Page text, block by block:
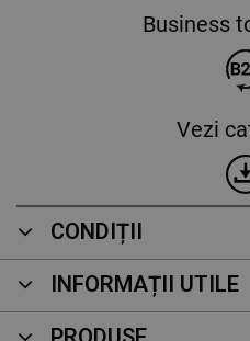
Business
Vezi
CONDIȚII
INFORMAȚII UTILE